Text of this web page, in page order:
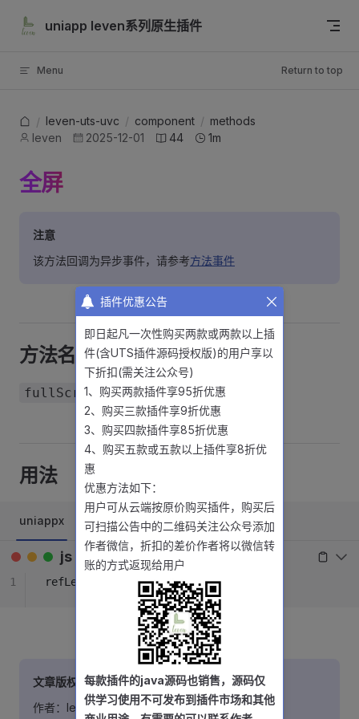
插件优惠公告
即日起凡一次性购买两款或两款以上插
件(含UTS插件源码授权版)的用户享以
下折扣(需关注公众号)
1、购买两款插件享95折优惠
2、购买三款插件享9折优惠
3、购买四款插件享85折优惠
4、购买五款或五款以上插件享8折优
惠
优惠方法如下：
用户可从云端按原价购买插件，购买后
可扫描公告中的二维码关注公众号添加
作者微信，折扣的差价作者将以微信转
账的方式返现给用户
每款插件的java源码也销售，源码仅
供学习使用不可发布到插件市场和其他
Skip to content
uniapp leven系列原生插件
Menu Return to top
/ leven-uts-uvc / component / methods
leven
2025-12-01 44 1m
全屏
注意
该方法回调为异步事件，请参考方法事件
方法名
fullScreen
用法
uniappx uniapp
js
refLevenUvc.value?. fullScreen
1
文章版权声明
作者：leven